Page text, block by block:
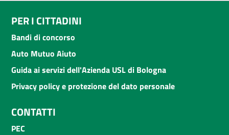
PER I CITTADINI
Bandi di concorso
Auto Mutuo Aiuto
Guida ai servizi dell'Azienda USL di Bologna
Privacy policy e protezione del dato personale
CONTATTI
PEC